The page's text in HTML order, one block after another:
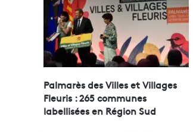
Palmarès des Villes et Villages
Fleuris : 265 communes
labellisées en Région Sud